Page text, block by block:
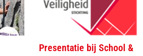
Presentatie bij School &